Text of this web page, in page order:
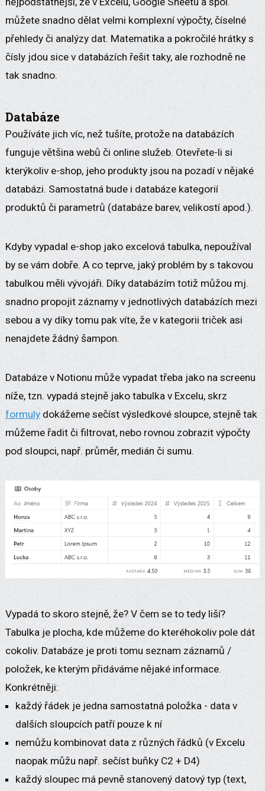
můžete snadno dělat velmi komplexní výpočty, číselné
přehledy či analýzy dat. Matematika a pokročilé hrátky s
čísly jdou sice v databázích řešit taky, ale rozhodně ne
tak snadno.
Databáze
Používáte jich víc, než tušíte, protože na databázích
funguje většina webů či online služeb. Otevřete-li si
kterýkoliv e-shop, jeho produkty jsou na pozadí v nějaké
databázi. Samostatná bude i databáze kategorií
produktů či parametrů (databáze barev, velikostí apod.).
Kdyby vypadal e-shop jako excelová tabulka, nepoužíval
by se vám dobře. A co teprve, jaký problém by s takovou
tabulkou měli vývojáři. Díky databázím totiž můžou mj.
snadno propojit záznamy v jednotlivých databázích mezi
sebou a vy díky tomu pak víte, že v kategorii triček asi
nenajdete žádný šampon.
Databáze v Notionu může vypadat třeba jako na screenu
níže, tzn. vypadá stejně jako tabulka v Excelu, skrz
formulydokážeme sečíst výsledkové sloupce, stejně tak
můžeme řadit či filtrovat, nebo rovnou zobrazit výpočty
pod sloupci, např. průměr, medián či sumu.
Vypadá to skoro stejně, že? V čem se to tedy liší?
Tabulka je plocha, kde můžeme do kteréhokoliv pole dát
cokoliv. Databáze je proti tomu seznam záznamů /
položek, ke kterým přidáváme nějaké informace.
Konkrétněji:
každý řádek je jedna samostatná položka - data v
dalších sloupcích patří pouze k ní
nemůžu kombinovat data z různých řádků (v Excelu
naopak můžu např. sečíst buňky C2 + D4)
každý sloupec má pevně stanovený datový typ (text,